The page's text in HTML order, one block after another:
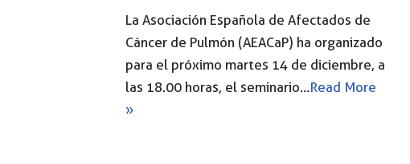
La Asociación Española de Afectados de
Cáncer de Pulmón (AEACaP) ha organizado
para el próximo martes 14 de diciembre, a
las 18.00 horas, el seminario…Read More
»